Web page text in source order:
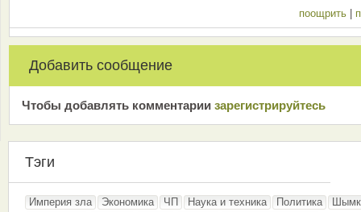
поощрить
Добавить сообщение
Чтобы добавлять комментарии зарeгиcтрирyйтeсь
Тэги
Империя зла Экономика ЧП Наука и техника Политика